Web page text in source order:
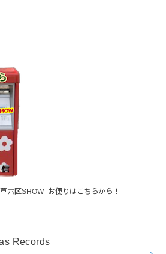
六区SHOW- お便りはこちらから！
Records